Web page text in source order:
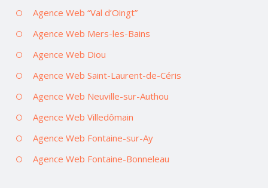
Agence Web “Val d’Oingt”
Agence Web Mers-les-Bains
Agence Web Diou
Agence Web Saint-Laurent-de-Céris
Agence Web Neuville-sur-Authou
Agence Web Villedômain
Agence Web Fontaine-sur-Ay
Agence Web Fontaine-Bonneleau